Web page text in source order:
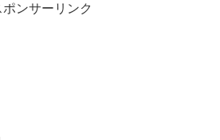
ポンサーリンク